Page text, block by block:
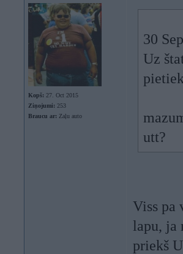
Kopš: 27. Oct 2015
Ziņojumi: 253
Braucu ar: Zaļu auto
30
Uz
utt?
Viss pa
lapu, ja
priekš